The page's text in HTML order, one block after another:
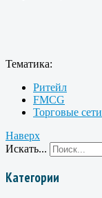
Тематика:
Ритейл
FMCG
Торговые сети
Наверх
Искать...
Категории